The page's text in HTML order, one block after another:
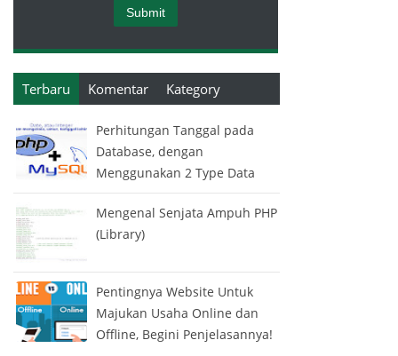
Terbaru Komentar Kategory
Perhitungan Tanggal pada
Database, dengan
Menggunakan 2 Type Data
Mengenal Senjata Ampuh PHP
(Library)
Pentingnya Website Untuk
Majukan Usaha Online dan
Offline, Begini Penjelasannya!